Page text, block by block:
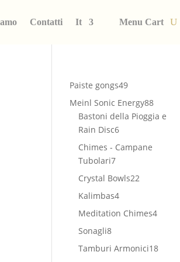
Contatti It Menu Cart
Paiste gongs4949
prodotti
Meinl Sonic Energy8888
prodotti
Bastoni della Pioggia e
Rain Disc66
prodotti
Chimes - Campane
Tubolari77
prodotti
Crystal Bowls22
Kalimbas44
prodotti
Meditation Chimes44
Sonagli88
prodotti
Tamburi Armonici1818